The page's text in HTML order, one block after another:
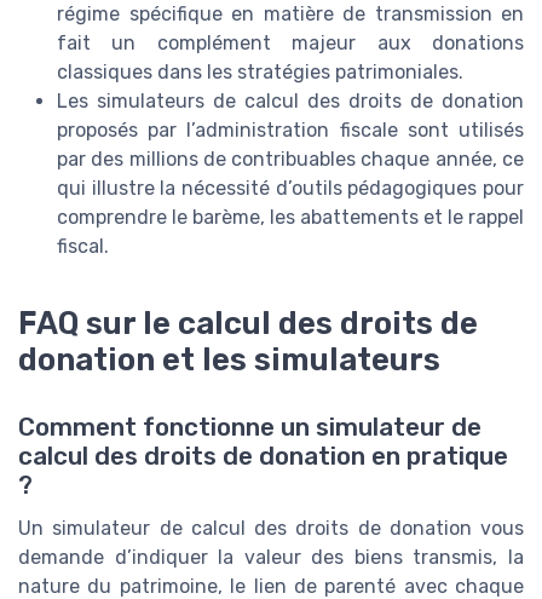
régime spécifique en matière de transmission en
fait un complément majeur aux donations
classiques dans les stratégies patrimoniales.
Les simulateurs de calcul des droits de donation
proposés par l’administration fiscale sont utilisés
par des millions de contribuables chaque année, ce
qui illustre la nécessité d’outils pédagogiques pour
comprendre le barème, les abattements et le rappel
fiscal.
FAQ sur le calcul des droits de
donation et les simulateurs
Comment fonctionne un simulateur de
calcul des droits de donation en pratique
?
Un simulateur de calcul des droits de donation vous
demande d’indiquer la valeur des biens transmis, la
nature du patrimoine, le lien de parenté avec chaque